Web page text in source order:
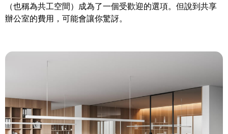
（也稱為共工空間）成為了一個受歡迎的選項。但說到共享
辦公室的費用，可能會讓你驚訝。